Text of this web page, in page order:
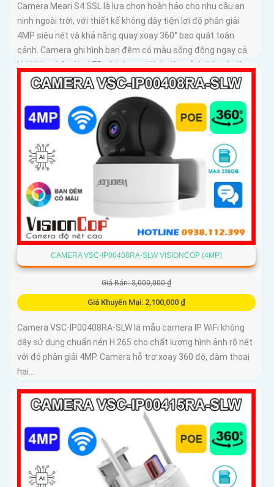
Camera Meari S4 SSL là lựa chọn hoàn hảo cho nhu cầu an
ninh ngoài trời, với thiết kế không dây tiện lợi độ phân giải
4MP siêu nét và khả năng quay xoay 360° bao quát toàn
cảnh. Camera ghi hình ban đêm có màu sống động ngay cả
khi không bật đèn LED, tích hợp còi hú, đèn cảnh báo và đàm
thoại 2 chiều giúp bạn chủ động phát hiện và xử lý mọi tình
CAMERA VSC-IP00408RA-SLW VISIONCOP (4MP)
Giá Bán: 3,000,000 ₫
Giá Khuyến Mại: 2,100,000 ₫
Camera VSC-IP00408RA-SLW là mẫu camera IP WiFi không
dây sử dụng chuẩn nén H.265 cho chất lượng hình ảnh rõ nét
với độ phân giải 4MP. Camera hỗ trợ xoay 360 độ, đàm thoại
hai...